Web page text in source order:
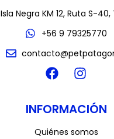
Isla Negra KM 12, Ruta S-
+56 9 79325770
INFORMACIÓN
Quiénes somos